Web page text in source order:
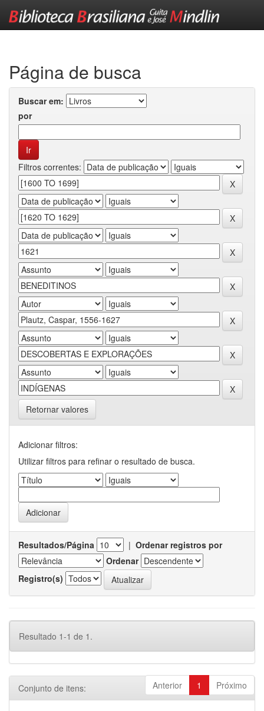
Página de busca
Buscar em:
por
Filtros correntes:
Retornar valores
Adicionar filtros:
Utilizar filtros para refinar o resultado de busca.
Resultados/Página | Ordenar registros por
Ordenar
Registro(s)
Resultado 1-1 de 1.
Anterior 1 Próximo
Conjunto de itens: